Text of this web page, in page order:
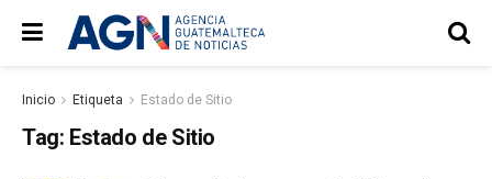
Inicio Etiqueta Estado de Sitio
Tag: Estado de Sitio